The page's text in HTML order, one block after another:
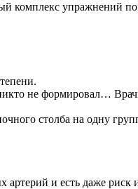
комплекс упражнений
не формировал…
столба на одну
и есть даже риск